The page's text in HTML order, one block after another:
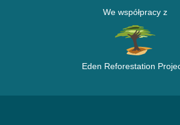
We współpracy z
Eden Reforestation